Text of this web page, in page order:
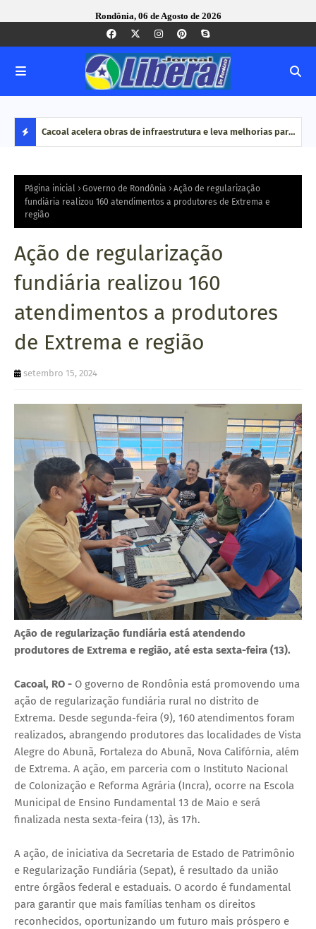
Rondônia, 06 de Agosto de 2026
S
A
Cacoal acelera obras de infraestrutura e leva melhorias para
Página inicial Governo de Rondônia
Ação de regularização
fundiária realizou 160 atendimentos a produtores de Extrema e
região
Ação de regularização
fundiária realizou 160
atendimentos a produtores
de Extrema e região
setembro 15, 2024
Ação de regularização fundiária está atendendo
produtores de Extrema e região, até esta sexta-feira (13).
Cacoal, RO - O governo de Rondônia está promovendo uma
ação de regularização fundiária rural no distrito de
Extrema. Desde segunda-feira (9), 160 atendimentos foram
realizados, abrangendo produtores das localidades de Vista
Alegre do Abunã, Fortaleza do Abunã, Nova Califórnia, além
de Extrema. A ação, em parceria com o Instituto Nacional
de Colonização e Reforma Agrária (Incra), ocorre na Escola
Municipal de Ensino Fundamental 13 de Maio e será
finalizada nesta sexta-feira (13), às 17h.
A ação, de iniciativa da Secretaria de Estado de Patrimônio
e Regularização Fundiária (Sepat), é resultado da união
entre órgãos federal e estaduais. O acordo é fundamental
para garantir que mais famílias tenham os direitos
reconhecidos, oportunizando um futuro mais próspero e